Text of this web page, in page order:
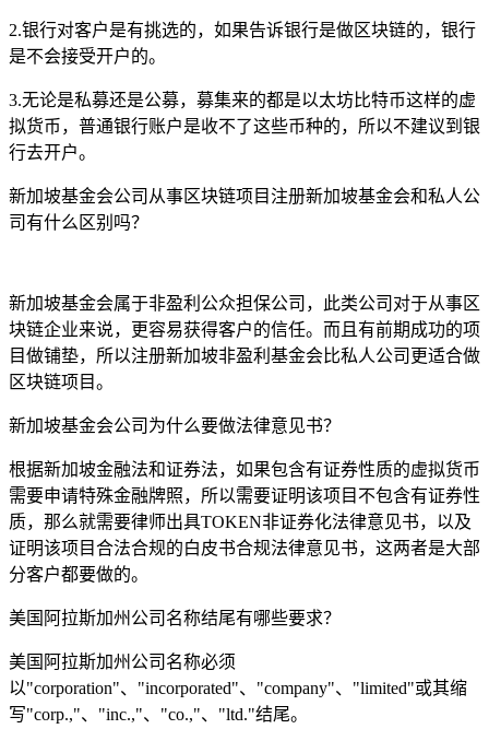
2.银行对客户是有挑选的，如果告诉银行是做区块链的，银行
是不会接受开户的。
3.无论是私募还是公募，募集来的都是以太坊比特币这样的虚
拟货币，普通银行账户是收不了这些币种的，所以不建议到银
行去开户。
新加坡基金会公司从事区块链项目注册新加坡基金会和私人公
司有什么区别吗？
新加坡基金会属于非盈利公众担保公司，此类公司对于从事区
块链企业来说，更容易获得客户的信任。而且有前期成功的项
目做铺垫，所以注册新加坡非盈利基金会比私人公司更适合做
区块链项目。
新加坡基金会公司为什么要做法律意见书？
根据新加坡金融法和证券法，如果包含有证券性质的虚拟货币
需要申请特殊金融牌照，所以需要证明该项目不包含有证券性
质，那么就需要律师出具TOKEN非证券化法律意见书，以及
证明该项目合法合规的白皮书合规法律意见书，这两者是大部
分客户都要做的。
美国阿拉斯加州公司名称结尾有哪些要求？
美国阿拉斯加州公司名称必须
以"corporation"、"incorporated"、"company"、"limited"或其缩
写"corp.,"、"inc.,"、"co.,"、"ltd."结尾。